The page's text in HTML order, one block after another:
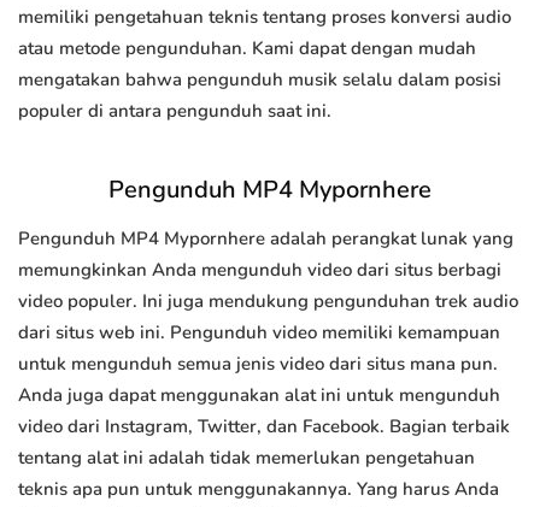
memiliki pengetahuan teknis tentang proses konversi audio
atau metode pengunduhan. Kami dapat dengan mudah
mengatakan bahwa pengunduh musik selalu dalam posisi
populer di antara pengunduh saat ini.
Pengunduh MP4 Mypornhere
Pengunduh MP4 Mypornhere adalah perangkat lunak yang
memungkinkan Anda mengunduh video dari situs berbagi
video populer. Ini juga mendukung pengunduhan trek audio
dari situs web ini. Pengunduh video memiliki kemampuan
untuk mengunduh semua jenis video dari situs mana pun.
Anda juga dapat menggunakan alat ini untuk mengunduh
video dari Instagram, Twitter, dan Facebook. Bagian terbaik
tentang alat ini adalah tidak memerlukan pengetahuan
teknis apa pun untuk menggunakannya. Yang harus Anda